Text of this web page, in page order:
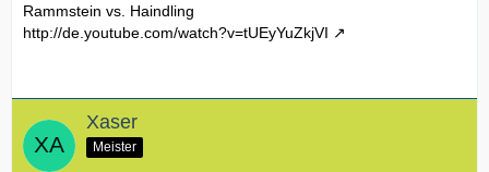
Rammstein vs. Haindling
http://de.youtube.com/watch?v=tUEyYuZkjVI
Xaser
Meister